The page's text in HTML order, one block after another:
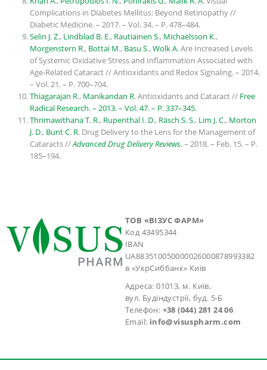
Complications in Diabetes Mellitus: Beyond Retinopathy //
Diabetic Medicine. – 2017. – Vol. 34. – P. 478–484.
Selin J. Z., Lindblad B. E., Rautiainen S., Michaëlsson K.,
Morgenstern R., Bottai M., Basu S., Wolk A. Are Increased Levels
of Systemic Oxidative Stress and Inflammation Associated with
Age-Related Cataract // Antioxidants and Redox Signaling. – 2014.
– Vol. 21. – P. 700–704.
Thiagarajan R., Manikandan R. Antioxidants and Cataract // Free
Radical Research. – 2013. – Vol. 47. – P. 337–345.
Thrimawithana T. R., Rupenthal I. D., Räsch S. S., Lim J. C., Morton
J. D., Bunt C. R. Drug Delivery to the Lens for the Management of
Cataracts //Advanced Drug Delivery Reviews. – 2018. – Feb. 15. – P.
185–194.
ТОВ «ВІЗУС ФАРМ»
Код 43495344
IBAN
UA883510050000026000878993382
в «УкрСиббанк» Київ
Адреса: 01013, м. Київ,
вул. Будіндустрії, буд. 5-Б
Телефон: +38 (044) 281 24 06
Email: info@visuspharm.com